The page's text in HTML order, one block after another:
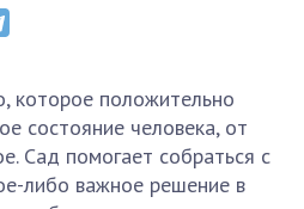
которое положительно
состояние человека, от
Сад помогает собраться с
либо важное решение в